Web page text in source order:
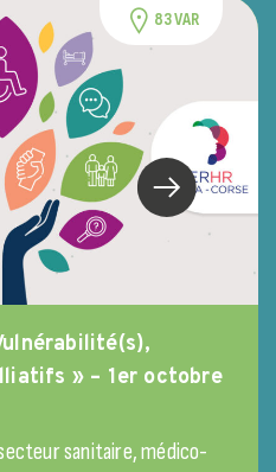
83 VAR
» – 1er octobre
sanitaire, médico-